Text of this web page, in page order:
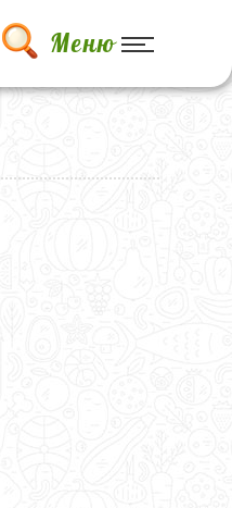
Меню